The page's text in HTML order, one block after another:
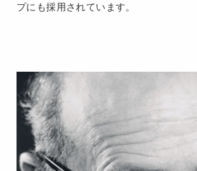
プにも採用されています。